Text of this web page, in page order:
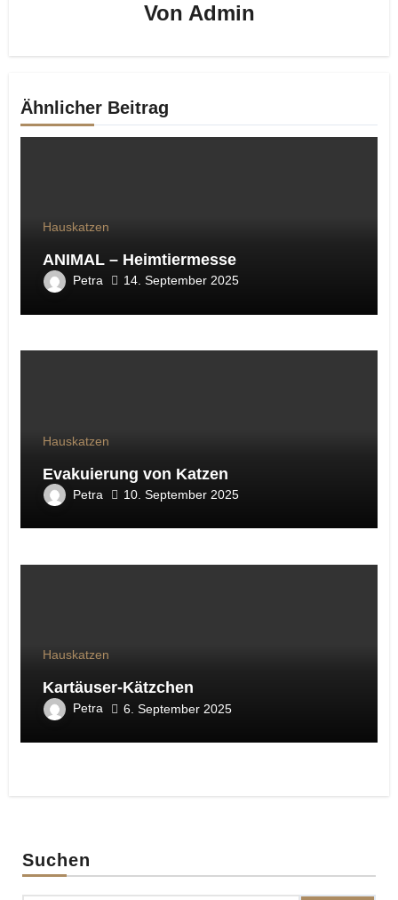
Von Admin
Ähnlicher Beitrag
Hauskatzen
ANIMAL – Heimtiermesse
Petra 14. September 2025
Hauskatzen
Evakuierung von Katzen
Petra 10. September 2025
Hauskatzen
Kartäuser-Kätzchen
Petra 6. September 2025
Suchen